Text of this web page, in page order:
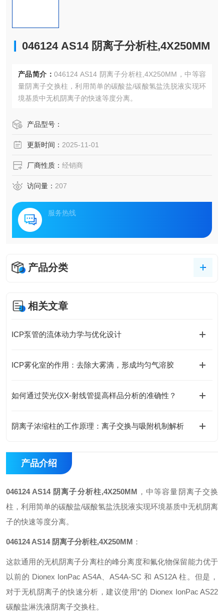
046124 AS14 阴离子分析柱,4X250MM
产品简介： 046124 AS14 阴离子分析柱,4X250MM，中等容
量阴离子交换柱，利用简单的碳酸盐/碳酸氢盐洗脱液实现环
境基质中无机阴离子的快速等度分离。
产品型号：
更新时间： 2025-11-01
厂商性质： 经销商
访问量： 207
服务热线
产品分类
相关文章
ICP泵管的流体动力学与优化设计
ICP雾化室的作用：去除大雾滴，形成均匀气溶胶
如何通过荧光仪X-射线管提高样品分析的准确性？
阴离子浓缩柱的工作原理：离子交换与吸附机制解析
产品介绍
046124 AS14 阴离子分析柱,4X250MM ，中等容量阴离子交换
柱，利用简单的碳酸盐/碳酸氢盐洗脱液实现环境基质中无机阴离
子的快速等度分离。
046124 AS14 阴离子分析柱,4X250MM ：
这款通用的无机阴离子分离柱的峰分离度和氟化物保留能力优于
以前的 Dionex IonPac AS4A、AS4A-SC 和 AS12A 柱。但是，
对于无机阴离子的快速分析，建议使用*的 Dionex IonPac AS22
碳酸盐淋洗液阴离子交换柱。